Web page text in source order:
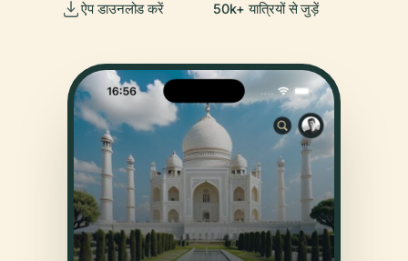
ऐप डाउनलोड करें 50k+ यात्रियों से जुड़ें